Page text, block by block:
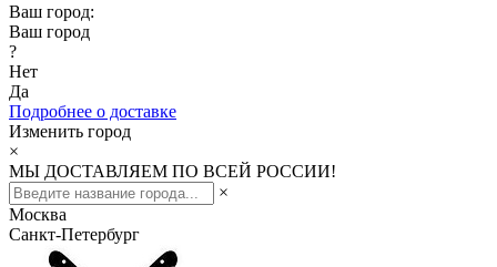
Ваш город:
Ваш город
?
Нет
Да
Подробнее о доставке
Изменить город
×
МЫ ДОСТАВЛЯЕМ ПО ВСЕЙ РОССИИ!
×
Москва
Санкт-Петербург